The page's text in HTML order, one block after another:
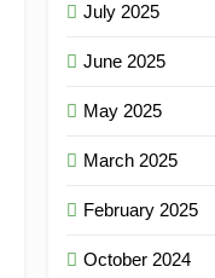
July 2025
June 2025
May 2025
March 2025
February 2025
October 2024